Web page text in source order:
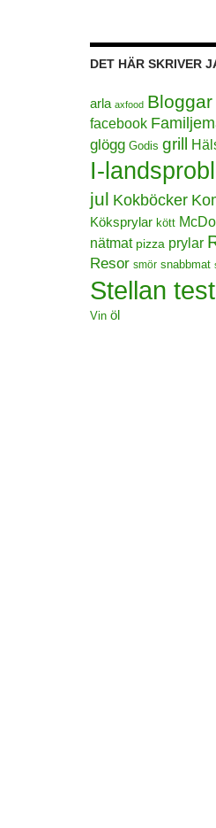
DET HÄR SKRIVER
arla axfood Bloggar
facebook
glögg Godis grill
I-
jul Kokböcker
Köksprylar kött
nätmat pizza prylar
Resor smör snabbmat
Stellan
Vin öl